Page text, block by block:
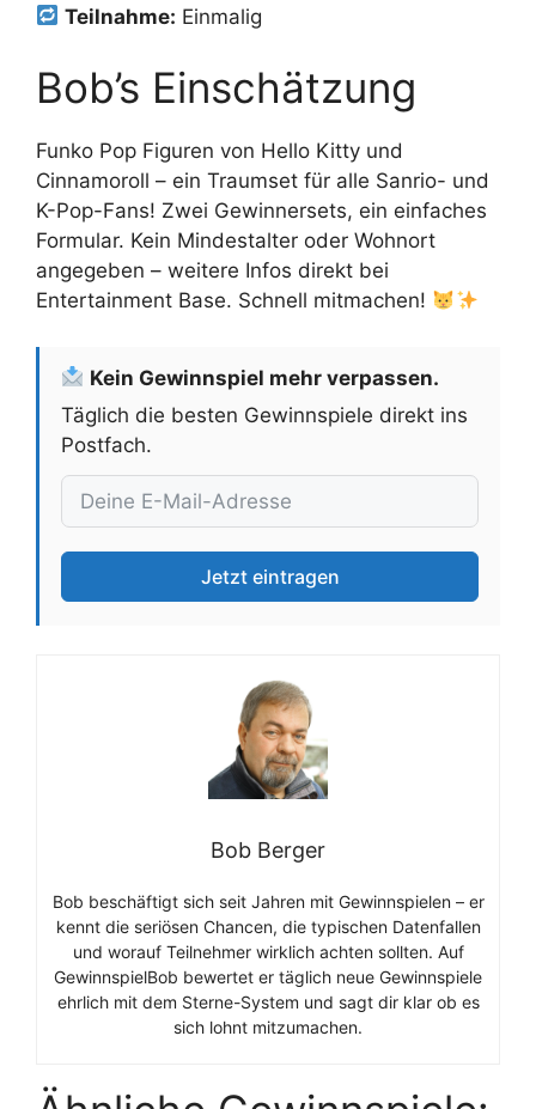
Teilnahme: Einmalig
Bob’s Einschätzung
Funko Pop Figuren von Hello Kitty und
Cinnamoroll – ein Traumset für alle Sanrio- und
K-Pop-Fans! Zwei Gewinnersets, ein einfaches
Formular. Kein Mindestalter oder Wohnort
angegeben – weitere Infos direkt bei
Entertainment Base. Schnell mitmachen!
Kein Gewinnspiel mehr verpassen.
Täglich die besten Gewinnspiele direkt ins
Postfach.
Jetzt eintragen
Bob Berger
Bob beschäftigt sich seit Jahren mit Gewinnspielen – er
kennt die seriösen Chancen, die typischen Datenfallen
und worauf Teilnehmer wirklich achten sollten. Auf
GewinnspielBob bewertet er täglich neue Gewinnspiele
ehrlich mit dem Sterne-System und sagt dir klar ob es
sich lohnt mitzumachen.